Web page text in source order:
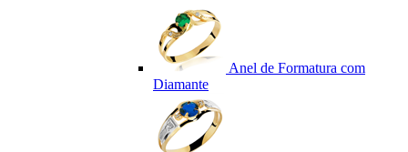
Anel de Formatura com
Diamante